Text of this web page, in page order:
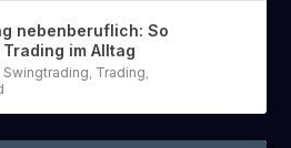
nebenberuflich: So
im Alltag
Swingtrading Trading